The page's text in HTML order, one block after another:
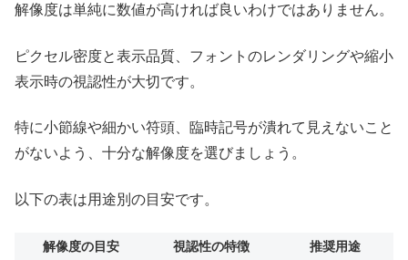
解像度は単純に数値が高ければ良いわけではありません。
ピクセル密度と表示品質、フォントのレンダリングや縮小
表示時の視認性が大切です。
特に小節線や細かい符頭、臨時記号が潰れて見えないこと
がないよう、十分な解像度を選びましょう。
以下の表は用途別の目安です。
解像度の目安 視認性の特徴 推奨用途